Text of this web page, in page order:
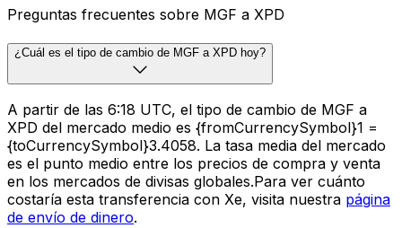
Preguntas frecuentes sobre MGF a XPD
¿Cuál es el tipo de cambio de MGF a XPD hoy?
A partir de las 6:18 UTC, el tipo de cambio de MGF a
XPD del mercado medio es {fromCurrencySymbol}1 =
{toCurrencySymbol}3.4058. La tasa media del mercado
es el punto medio entre los precios de compra y venta
en los mercados de divisas globales.Para ver cuánto
costaría esta transferencia con Xe, visita nuestra página
de envío de dinero.